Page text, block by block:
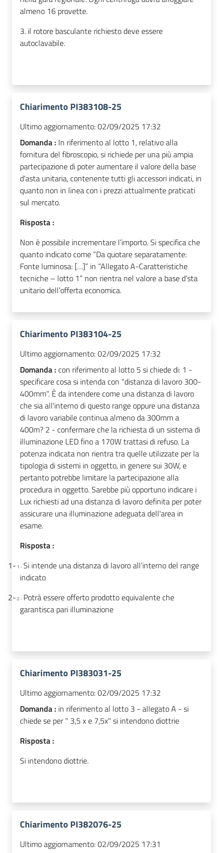
almeno 16 provette.
3. il rotore basculante richiesto deve essere
autoclavabile.
Chiarimento PI383108-25
Ultimo aggiornamento:02/09/2025 17:32
Domanda : In riferimento al lotto 1, relativo alla
fornitura del fibroscopio, si richiede per una più ampia
partecipazione di poter aumentare il valore della base
d'asta unitaria, contenente tutti gli accessori indicati, in
quanto non in linea con i prezzi attualmente praticati
sul mercato.
Risposta :
Non è possibile incrementare l’importo. Si specifica che
quanto indicato come “Da quotare separatamente:
Fonte luminosa: […]” in “Allegato A-Caratteristiche
tecniche – lotto 1” non rientra nel valore a base d’sta
unitario dell’offerta economica.
Chiarimento PI383104-25
Ultimo aggiornamento:02/09/2025 17:32
Domanda : con riferimento al lotto 5 si chiede di: 1 -
specificare cosa si intenda con "distanza di lavoro 300-
400mm". È da intendere come una distanza di lavoro
che sia all'interno di questo range oppure una distanza
di lavoro variabile continua almeno da 300mm a
400m? 2 - confermare che la richiesta di un sistema di
illuminazione LED fino a 170W trattasi di refuso. La
potenza indicata non rientra tra quelle utilizzate per la
tipologia di sistemi in oggetto, in genere sui 30W, e
pertanto potrebbe limitare la partecipazione alla
procedura in oggetto. Sarebbe più opportuno indicare i
Lux richiesti ad una distanza di lavoro definita per poter
assicurare una illuminazione adeguata dell'area in
esame.
Risposta :
1- 1 -Si intende una distanza di lavoro all’interno del range
indicato
2- 2 - Potrà essere offerto prodotto equivalente che
garantisca pari illuminazione
Chiarimento PI383031-25
Ultimo aggiornamento:02/09/2025 17:32
Domanda : in riferimento al lotto 3 - allegato A - si
chiede se per " 3,5 x e 7,5x" si intendono diottrie
Risposta :
Si intendono diottrie.
Chiarimento PI382076-25
Ultimo aggiornamento:02/09/2025 17:31